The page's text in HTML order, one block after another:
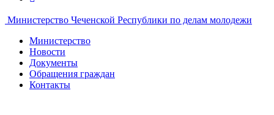
Министерство Чеченской Республики по делам молодежи
Министерство
Новости
Документы
Обращения граждан
Контакты